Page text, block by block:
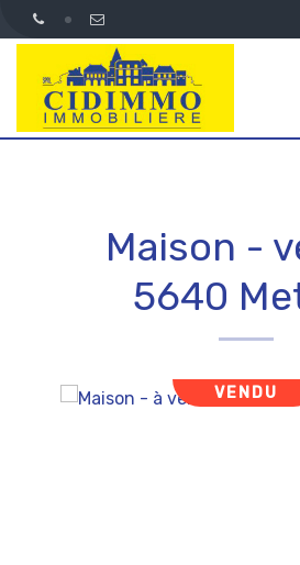
Maison -
5640
VENDU